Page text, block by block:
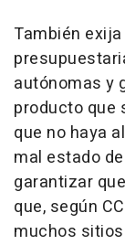
También
autónomas y
producto que
que no haya
mal estado
garantizar
que, según
muchos